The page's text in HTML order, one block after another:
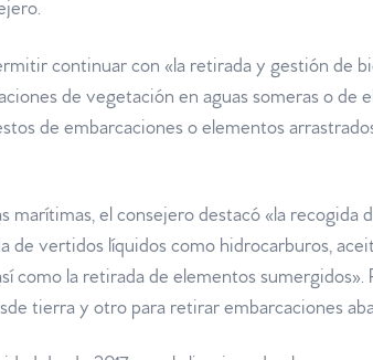
continuar con «la retirada y gestión de
de vegetación en aguas someras o de
de embarcaciones o elementos
marítimas, el consejero destacó «la
de vertidos líquidos como hidrocarburos,
como la retirada de elementos sumergidos».
tierra y otro para retirar embarcaciones